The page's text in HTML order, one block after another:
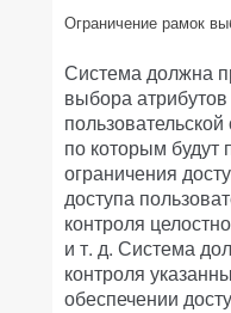
Ограничение рамок
Система должна
выбора
по которым будут
ограничения
доступа
контроля
и т. д. Система
контроля
обеспечении